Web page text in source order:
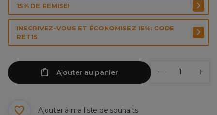
15% DE REMISE!
INSCRIVEZ-VOUS ET ÉCONOMISEZ 15%: CODE
RET15
Ajouter au panier
Ajouter à ma liste de souhaits